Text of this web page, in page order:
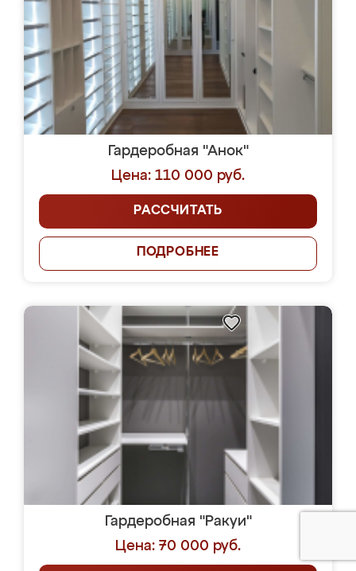
Гардеробная "Анок"
Цена: 110 000 руб.
РАССЧИТАТЬ
ПОДРОБНЕЕ
Гардеробная "Ракуи"
Цена: 70 000 руб.